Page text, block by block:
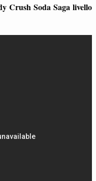
Crush Soda Saga livello